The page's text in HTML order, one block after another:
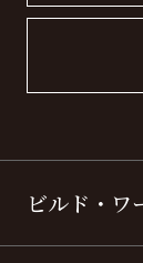
ビルド・ワ